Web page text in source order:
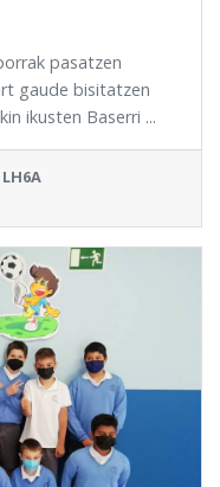
pasatzen
gaude bisitatzen
ikusten Baserri ...